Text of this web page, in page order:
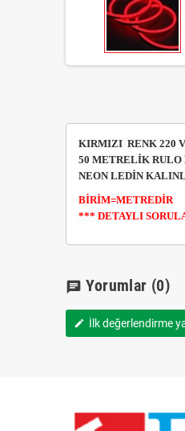
KIRMIZI RENK 220
50 METRELİK RULO
NEON LEDİN
BİRİM=METREDİR
*** DETAYLI
chat Yorumlar (0)
edit İlk değerlendirme